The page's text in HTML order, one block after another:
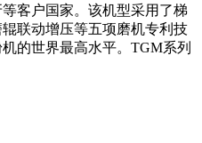
客户国家。该机型采用了梯
联动增压等五项磨机专利技
的世界最高水平。TGM系列